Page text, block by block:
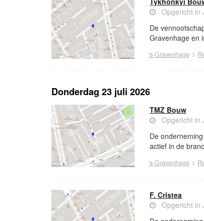
Opgericht in
De
Gravenhage en
's-Gravenhage >
Donderdag 23 juli 2026
TMZ Bouw
Opgericht in
De
actief in de
's-Gravenhage >
F. Cristea
Opgericht in